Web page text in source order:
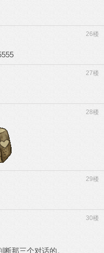
26楼
27楼
28楼
29楼
30楼
那三个对话的。